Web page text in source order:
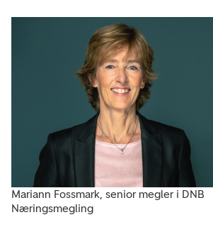
Mariann Fossmark, senior megler i DNB
Næringsmegling